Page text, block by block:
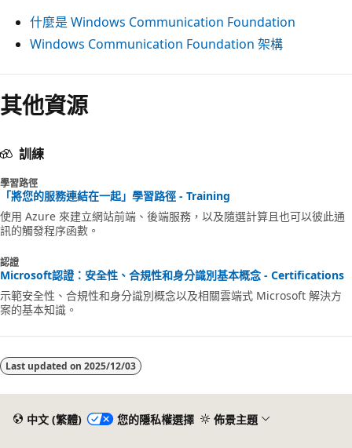
什麼是 Windows Communication Foundation
Windows Communication Foundation 架構
其他資源
訓練
學習路徑
「將您的服務連結在一起」學習路徑 - Training
使用 Azure 來建立網站前端、後端服務，以及隨選計算且也可以彼此通
訊的觸發程序函數。
認證
Microsoft認證：安全性、合規性和身分識別基本概念 - Certifications
示範安全性、合規性和身分識別概念以及相關雲端式 Microsoft 解決方
案的基本知識。
Last updated on 2025/12/03
中文 (繁體) 您的隱私權選擇 佈景主題